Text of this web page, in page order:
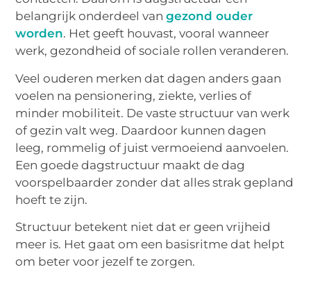
belangrijk onderdeel vangezond ouder
worden. Het geeft houvast, vooral wanneer
werk, gezondheid of sociale rollen veranderen.
Veel ouderen merken dat dagen anders gaan
voelen na pensionering, ziekte, verlies of
minder mobiliteit. De vaste structuur van werk
of gezin valt weg. Daardoor kunnen dagen
leeg, rommelig of juist vermoeiend aanvoelen.
Een goede dagstructuur maakt de dag
voorspelbaarder zonder dat alles strak gepland
hoeft te zijn.
Structuur betekent niet dat er geen vrijheid
meer is. Het gaat om een basisritme dat helpt
om beter voor jezelf te zorgen.